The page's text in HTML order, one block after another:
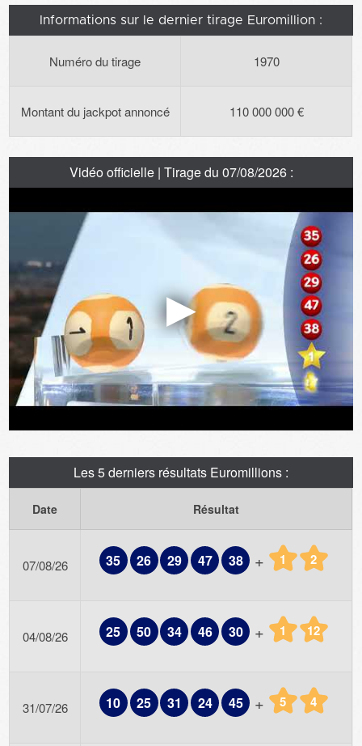
Informations sur le dernier tirage Euromillion :
Numéro du tirage 1970
Montant du jackpot annoncé 110 000 000 €
Vidéo officielle | Tirage du 07/08/2026 :
Les 5 derniers résultats Euromillions :
Date Résultat
07/08/26 35 26 29 47 38 + 1 2
04/08/26 25 50 34 46 30 + 1 12
31/07/26 10 25 31 24 45 + 5 4